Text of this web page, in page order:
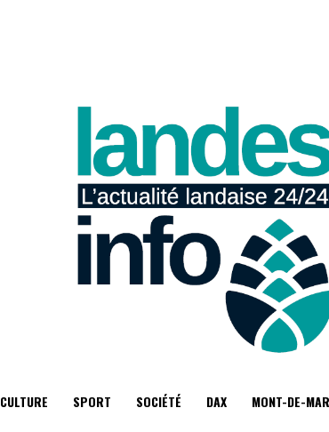
CULTURE SPORT SOCIÉTÉ DAX MONT-DE-